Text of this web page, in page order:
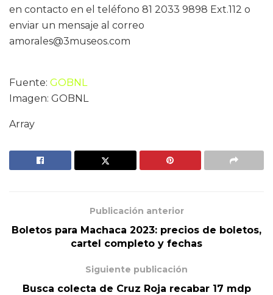
en contacto en el teléfono 81 2033 9898 Ext.112 o
enviar un mensaje al correo
amorales@3museos.com
Fuente: GOBNL
Imagen: GOBNL
Array
Publicación anterior
Boletos para Machaca 2023: precios de boletos,
cartel completo y fechas
Siguiente publicación
Busca colecta de Cruz Roja recabar 17 mdp